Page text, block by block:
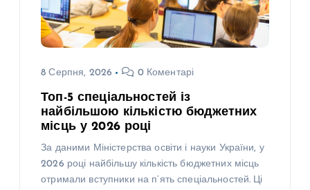
8 Серпня, 2026 0 Коментарі
Топ-5 спеціальностей із
найбільшою кількістю бюджетних
місць у 2026 році
За даними Міністерства освіти і науки України, у
2026 році найбільшу кількість бюджетних місць
отримали вступники на п’ять спеціальностей. Ці